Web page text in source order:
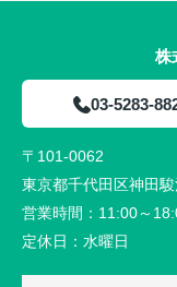
株
03-5283-
〒101-0062
東京都千代田区神田
営業時間： 11:00～
定休日： 水曜日